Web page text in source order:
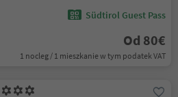
Südtirol Guest Pass
Od 80€
1 nocleg / 1 mieszkanie w tym podatek VAT